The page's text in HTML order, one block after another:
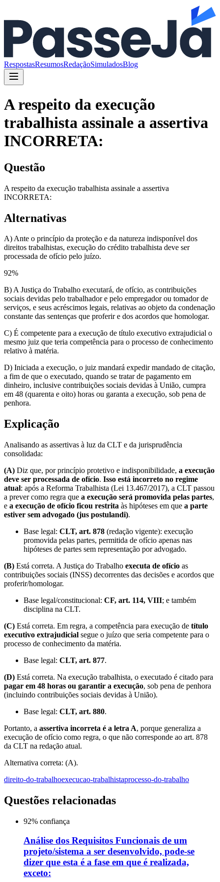
RespostasResumosRedaçãoSimuladosBlog
A respeito da execução
trabalhista assinale a assertiva
INCORRETA:
Questão
A respeito da execução trabalhista assinale a assertiva
INCORRETA:
Alternativas
A) Ante o princípio da proteção e da natureza indisponível dos
direitos trabalhistas, execução do crédito trabalhista deve ser
processada de ofício pelo juízo.
92%
B) A Justiça do Trabalho executará, de ofício, as contribuições
sociais devidas pelo trabalhador e pelo empregador ou tomador de
serviços, e seus acréscimos legais, relativas ao objeto da condenação
constante das sentenças que proferir e dos acordos que homologar.
C) É competente para a execução de título executivo extrajudicial o
mesmo juiz que teria competência para o processo de conhecimento
relativo à matéria.
D) Iniciada a execução, o juiz mandará expedir mandado de citação,
a fim de que o executado, quando se tratar de pagamento em
dinheiro, inclusive contribuições sociais devidas à União, cumpra
em 48 (quarenta e oito) horas ou garanta a execução, sob pena de
penhora.
Explicação
Analisando as assertivas à luz da CLT e da jurisprudência
consolidada:
(A) Diz que, por princípio protetivo e indisponibilidade, a execução
deve ser processada de ofício. Isso está incorreto no regime
atual: após a Reforma Trabalhista (Lei 13.467/2017), a CLT passou
a prever como regra que a execução será promovida pelas partes,
e a execução de ofício ficou restrita às hipóteses em que a parte
estiver sem advogado (jus postulandi).
Base legal: CLT, art. 878 (redação vigente): execução
promovida pelas partes, permitida de ofício apenas nas
hipóteses de partes sem representação por advogado.
(B) Está correta. A Justiça do Trabalho executa de ofício as
contribuições sociais (INSS) decorrentes das decisões e acordos que
proferir/homologar.
Base legal/constitucional: CF, art. 114, VIII; e também
disciplina na CLT.
(C) Está correta. Em regra, a competência para execução de título
executivo extrajudicial segue o juízo que seria competente para o
processo de conhecimento da matéria.
Base legal: CLT, art. 877.
(D) Está correta. Na execução trabalhista, o executado é citado para
pagar em 48 horas ou garantir a execução, sob pena de penhora
(incluindo contribuições sociais devidas à União).
Base legal: CLT, art. 880.
Portanto, a assertiva incorreta é a letra A, porque generaliza a
execução de ofício como regra, o que não corresponde ao art. 878
da CLT na redação atual.
Alternativa correta: (A).
direito-do-trabalhoexecucao-trabalhistaprocesso-do-trabalho
Questões relacionadas
92% confiança
Análise dos Requisitos Funcionais de um
projeto/sistema a ser desenvolvido, pode-se
dizer que esta é a fase em que é realizada,
exceto: